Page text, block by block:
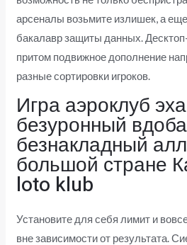
арсеналы возьмите излишек, а
бакалавр защиты данных.
притом подвижное дополнение
разные сортировки игроков.
Игра аэроклуб
безуронный
безнакладный
большой стране
loto klub
Установите для себя лимит и
вне зависимости от результата.